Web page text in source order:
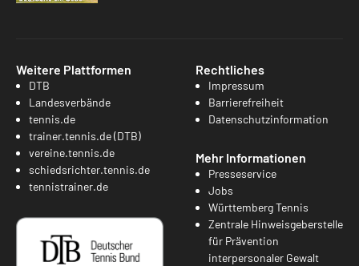
Weitere Plattformen
DTB
Landesverbände
tennis.de
trainer.tennis.de (DTB)
vereine.tennis.de
schiedsrichter.tennis.de
tennistrainer.de
Rechtliches
Impressum
Barrierefreiheit
Datenschutzinformation
Mehr Informationen
Presseservice
Jobs
Württemberg Tennis
Zentrale Hinweisgeberstelle
für Prävention
interpersonaler Gewalt